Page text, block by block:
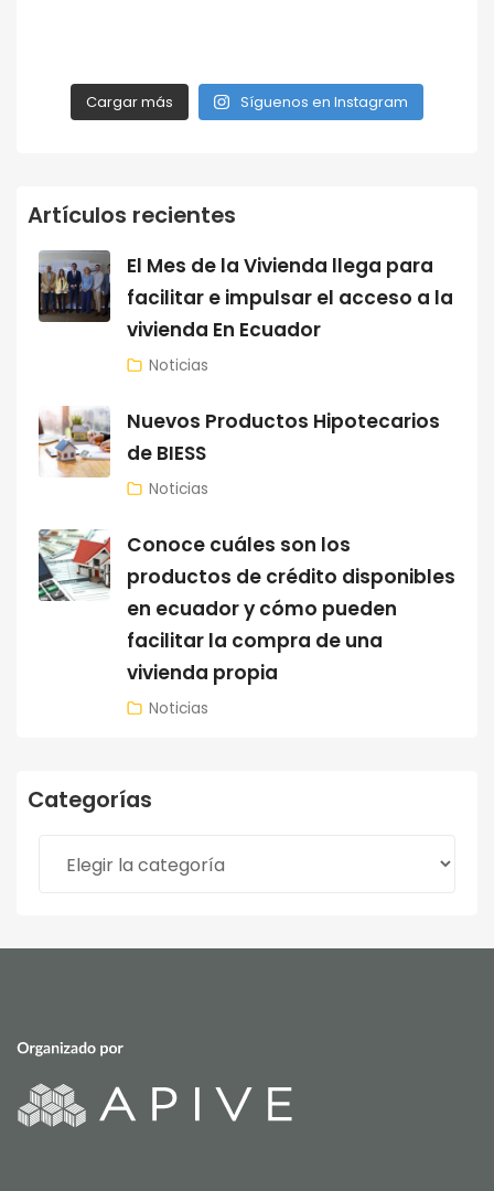
Cargar más Síguenos en Instagram
Artículos recientes
El Mes de la Vivienda llega para
facilitar e impulsar el acceso a la
vivienda En Ecuador
Noticias
Nuevos Productos Hipotecarios
de BIESS
Noticias
Conoce cuáles son los
productos de crédito disponibles
en ecuador y cómo pueden
facilitar la compra de una
vivienda propia
Noticias
Categorías